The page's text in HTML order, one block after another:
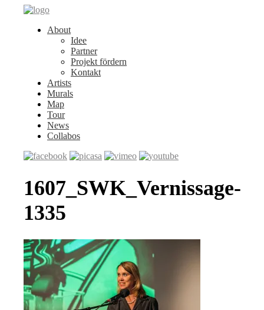
About
Idee
Partner
Projekt fördern
Kontakt
Artists
Murals
Map
Tour
News
Collabos
1607_SWK_Vernissage-
1335